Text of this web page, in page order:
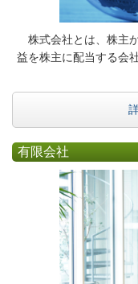
株式会社とは、株主
益を株主に配当する会
有限会社